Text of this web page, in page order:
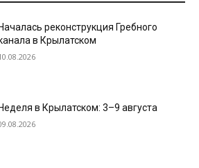
Началась реконструкция Гребного
в Крылатском
Неделя в Крылатском: 3–9 августа